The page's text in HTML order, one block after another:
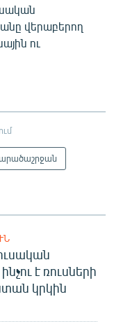
վերաբերող
ու
է ռուսների
կրկին